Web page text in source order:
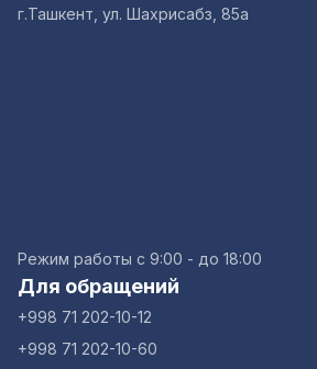
г.Ташкент, ул. Шахрисабз, 85а
Режим работы с 9:00 - до 18:00
Для обращений
+998 71 202-10-12
+998 71 202-10-60